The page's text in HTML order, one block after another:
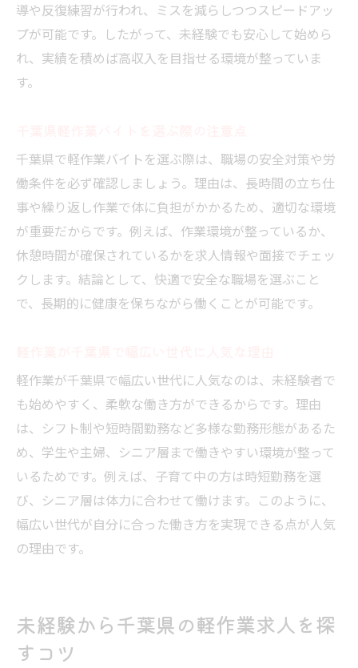
導や反復練習が行われ、ミスを減らしつつスピードアッ
プが可能です。したがって、未経験でも安心して始めら
れ、実績を積めば高収入を目指せる環境が整っていま
す。
千葉県で軽作業バイトを選ぶ際は、職場の安全対策や労
働条件を必ず確認しましょう。理由は、長時間の立ち仕
事や繰り返し作業で体に負担がかかるため、適切な環境
が重要だからです。例えば、作業環境が整っているか、
休憩時間が確保されているかを求人情報や面接でチェッ
クします。結論として、快適で安全な職場を選ぶこと
で、長期的に健康を保ちながら働くことが可能です。
軽作業が千葉県で幅広い世代に人気なのは、未経験者で
も始めやすく、柔軟な働き方ができるからです。理由
は、シフト制や短時間勤務など多様な勤務形態があるた
め、学生や主婦、シニア層まで働きやすい環境が整って
いるためです。例えば、子育て中の方は時短勤務を選
び、シニア層は体力に合わせて働けます。このように、
幅広い世代が自分に合った働き方を実現できる点が人気
の理由です。
未経験から千葉県の軽作業求人を探
すコツ